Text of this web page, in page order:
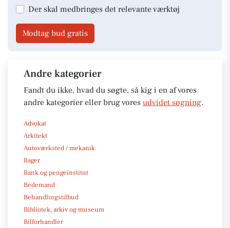
Der skal medbringes det relevante værktøj
Modtag bud gratis
Andre kategorier
Fandt du ikke, hvad du søgte, så kig i en af vores
andre kategorier eller brug vores udvidet søgning.
Advokat
Arkitekt
Autoværksted / mekanik
Bager
Bank og pengeinstitut
Bedemand
Behandlingstilbud
Bibliotek, arkiv og museum
Bilforhandler